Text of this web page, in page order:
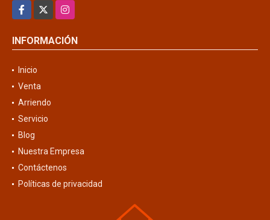
Facebook
Instagram
INFORMACIÓN
Inicio
Venta
Arriendo
Servicio
Blog
Nuestra Empresa
Contáctenos
Políticas de privacidad